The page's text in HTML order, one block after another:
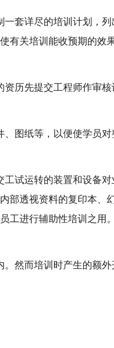
套详尽的培训计划，
有关培训能收预期的效果
历先提交工程师作审核
图纸等，以便使学员对
试运转的装置和设备
部透视资料的复印本
进行辅助性培训之用
然而培训时产生的额